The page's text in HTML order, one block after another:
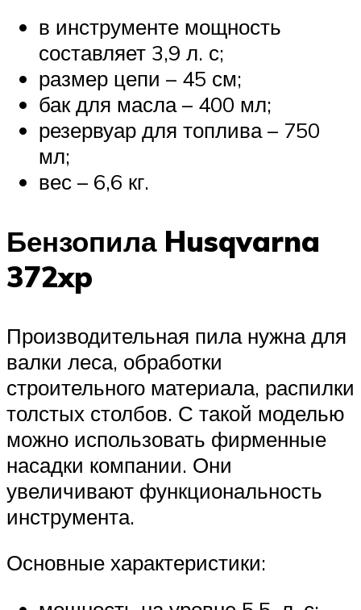
в инструменте мощность
составляет 3,9 л. с;
размер цепи – 45 см;
бак для масла – 400 мл;
резервуар для топлива – 750
мл;
вес – 6,6 кг.
Бензопила Husqvarna
372xp
Производительная пила нужна для
валки леса, обработки
строительного материала, распилки
толстых столбов. С такой моделью
можно использовать фирменные
насадки компании. Они
увеличивают функциональность
инструмента.
Основные характеристики: